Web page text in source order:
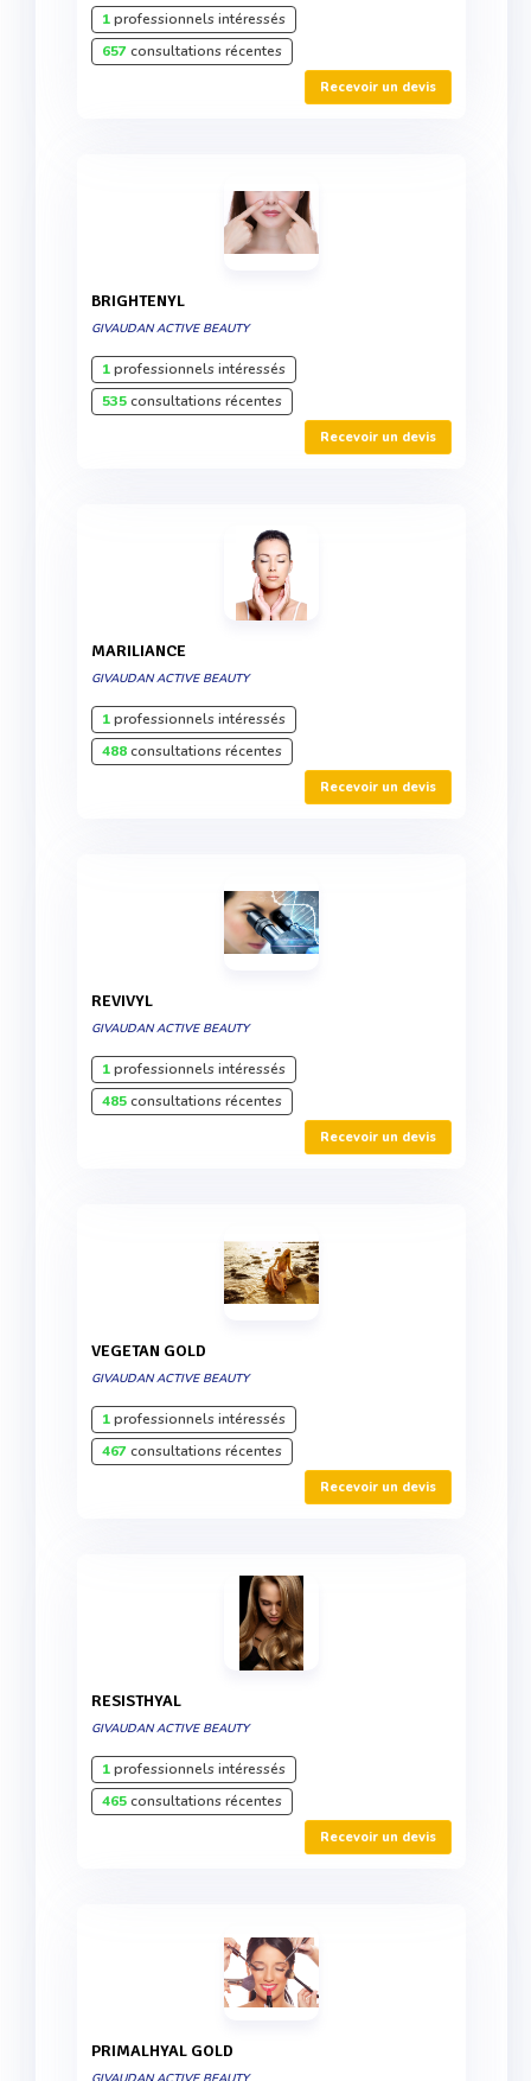
1professionnels intéressés
657consultations récentes
Recevoir un devis
BRIGHTENYL
GIVAUDAN ACTIVE BEAUTY
1professionnels intéressés
535consultations récentes
Recevoir un devis
MARILIANCE
GIVAUDAN ACTIVE BEAUTY
1professionnels intéressés
488consultations récentes
Recevoir un devis
REVIVYL
GIVAUDAN ACTIVE BEAUTY
1professionnels intéressés
485consultations récentes
Recevoir un devis
VEGETAN GOLD
GIVAUDAN ACTIVE BEAUTY
1professionnels intéressés
467consultations récentes
Recevoir un devis
RESISTHYAL
GIVAUDAN ACTIVE BEAUTY
1professionnels intéressés
465consultations récentes
Recevoir un devis
PRIMALHYAL GOLD